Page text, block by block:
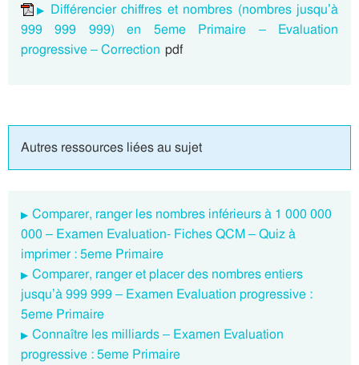
Différencier chiffres et nombres (nombres jusqu’à
999 999 999) en 5eme Primaire – Evaluation
progressive – Correction pdf
Autres ressources liées au sujet
Comparer, ranger les nombres inférieurs à 1 000 000
000 – Examen Evaluation- Fiches QCM – Quiz à
imprimer : 5eme Primaire
Comparer, ranger et placer des nombres entiers
jusqu’à 999 999 – Examen Evaluation progressive :
5eme Primaire
Connaître les milliards – Examen Evaluation
progressive : 5eme Primaire